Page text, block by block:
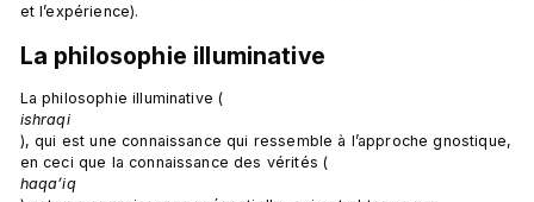
La philosophie illuminative
La philosophie illuminative (
ishraqi
), qui est une connaissance qui ressemble à l’approche gnostique,
en ceci que la connaissance des vérités (
haqa’iq